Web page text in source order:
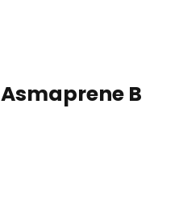
Asmaprene B